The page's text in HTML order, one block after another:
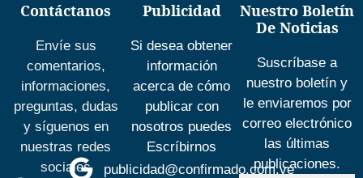
Contáctanos
Envíe sus
comentarios,
informaciones,
preguntas, dudas
y síguenos en
nuestras redes
sociales
Publicidad
Si desea obtener
información
acerca de cómo
publicar con
nosotros puedes
Escríbirnos
publicidad@confirmado.com.ve
Nuestro Boletín
De Noticias
Suscríbase a
nuestro boletín y
le enviaremos por
correo electrónico
las últimas
publicaciones.